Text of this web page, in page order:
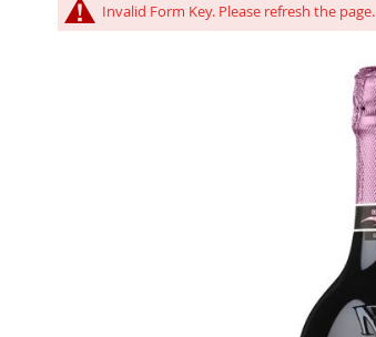
Invalid Form Key. Please refresh the page.